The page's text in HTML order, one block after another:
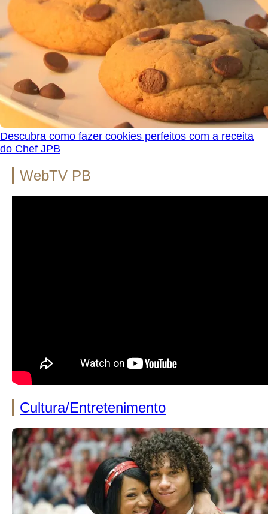
Descubra como fazer cookies perfeitos com a receita
do Chef JPB
WebTV PB
Cultura/Entretenimento